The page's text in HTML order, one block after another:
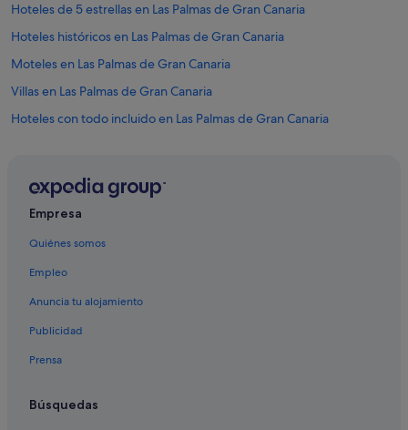
Hoteles de 5 estrellas en Las Palmas de Gran Canaria
Hoteles históricos en Las Palmas de Gran Canaria
Moteles en Las Palmas de Gran Canaria
Villas en Las Palmas de Gran Canaria
Hoteles con todo incluido en Las Palmas de Gran Canaria
Hoteles cápsula en Las Palmas de Gran Canaria
Hoteles con conserje en Las Palmas de Gran Canaria
Hoteles que aceptan mascotas en Las Palmas de Gran Canaria
Hoteles con todo incluido en Gran Canaria
Nh Hotels en Las Palmas de Gran Canaria
Empresa
Quiénes somos
Empleo
Anuncia tu alojamiento
Publicidad
Prensa
Búsquedas